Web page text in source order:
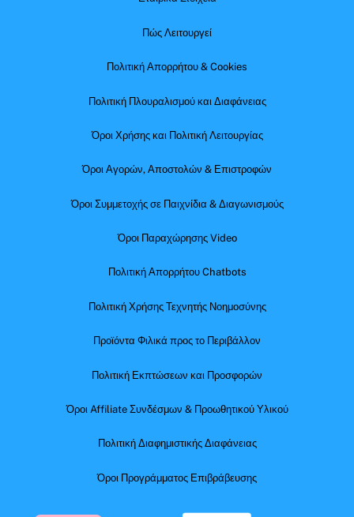
Πώς Λειτουργεί
Πολιτική Απορρήτου & Cookies
Πολιτική Πλουραλισμού και Διαφάνειας
Όροι Χρήσης και Πολιτική Λειτουργίας
Όροι Αγορών, Αποστολών & Επιστροφών
Όροι Συμμετοχής σε Παιχνίδια & Διαγωνισμούς
Όροι Παραχώρησης Video
Πολιτική Απορρήτου Chatbots
Πολιτική Χρήσης Τεχνητής Νοημοσύνης
Προϊόντα Φιλικά προς το Περιβάλλον
Πολιτική Εκπτώσεων και Προσφορών
Όροι Affiliate Συνδέσμων & Προωθητικού Υλικού
Πολιτική Διαφημιστικής Διαφάνειας
Όροι Προγράμματος Επιβράβευσης